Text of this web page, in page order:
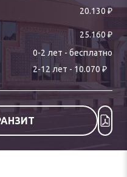
20.130 ₽
25.160₽
0-2 лет - бесплатно
2-12 лет - 10.070 ₽